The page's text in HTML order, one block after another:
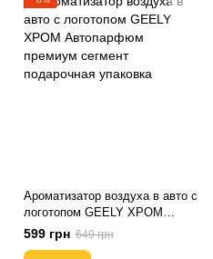
Ароматизатор воздуха в авто с
логотопом GEELY ХРОМ
Автопарфюм премиум сегмент
подарочная упаковка
599 грн 649 грн